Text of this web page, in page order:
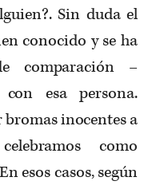
Sin duda el
conocido y se ha
comparación –
esa persona.
bromas inocentes a
como
esos casos, según